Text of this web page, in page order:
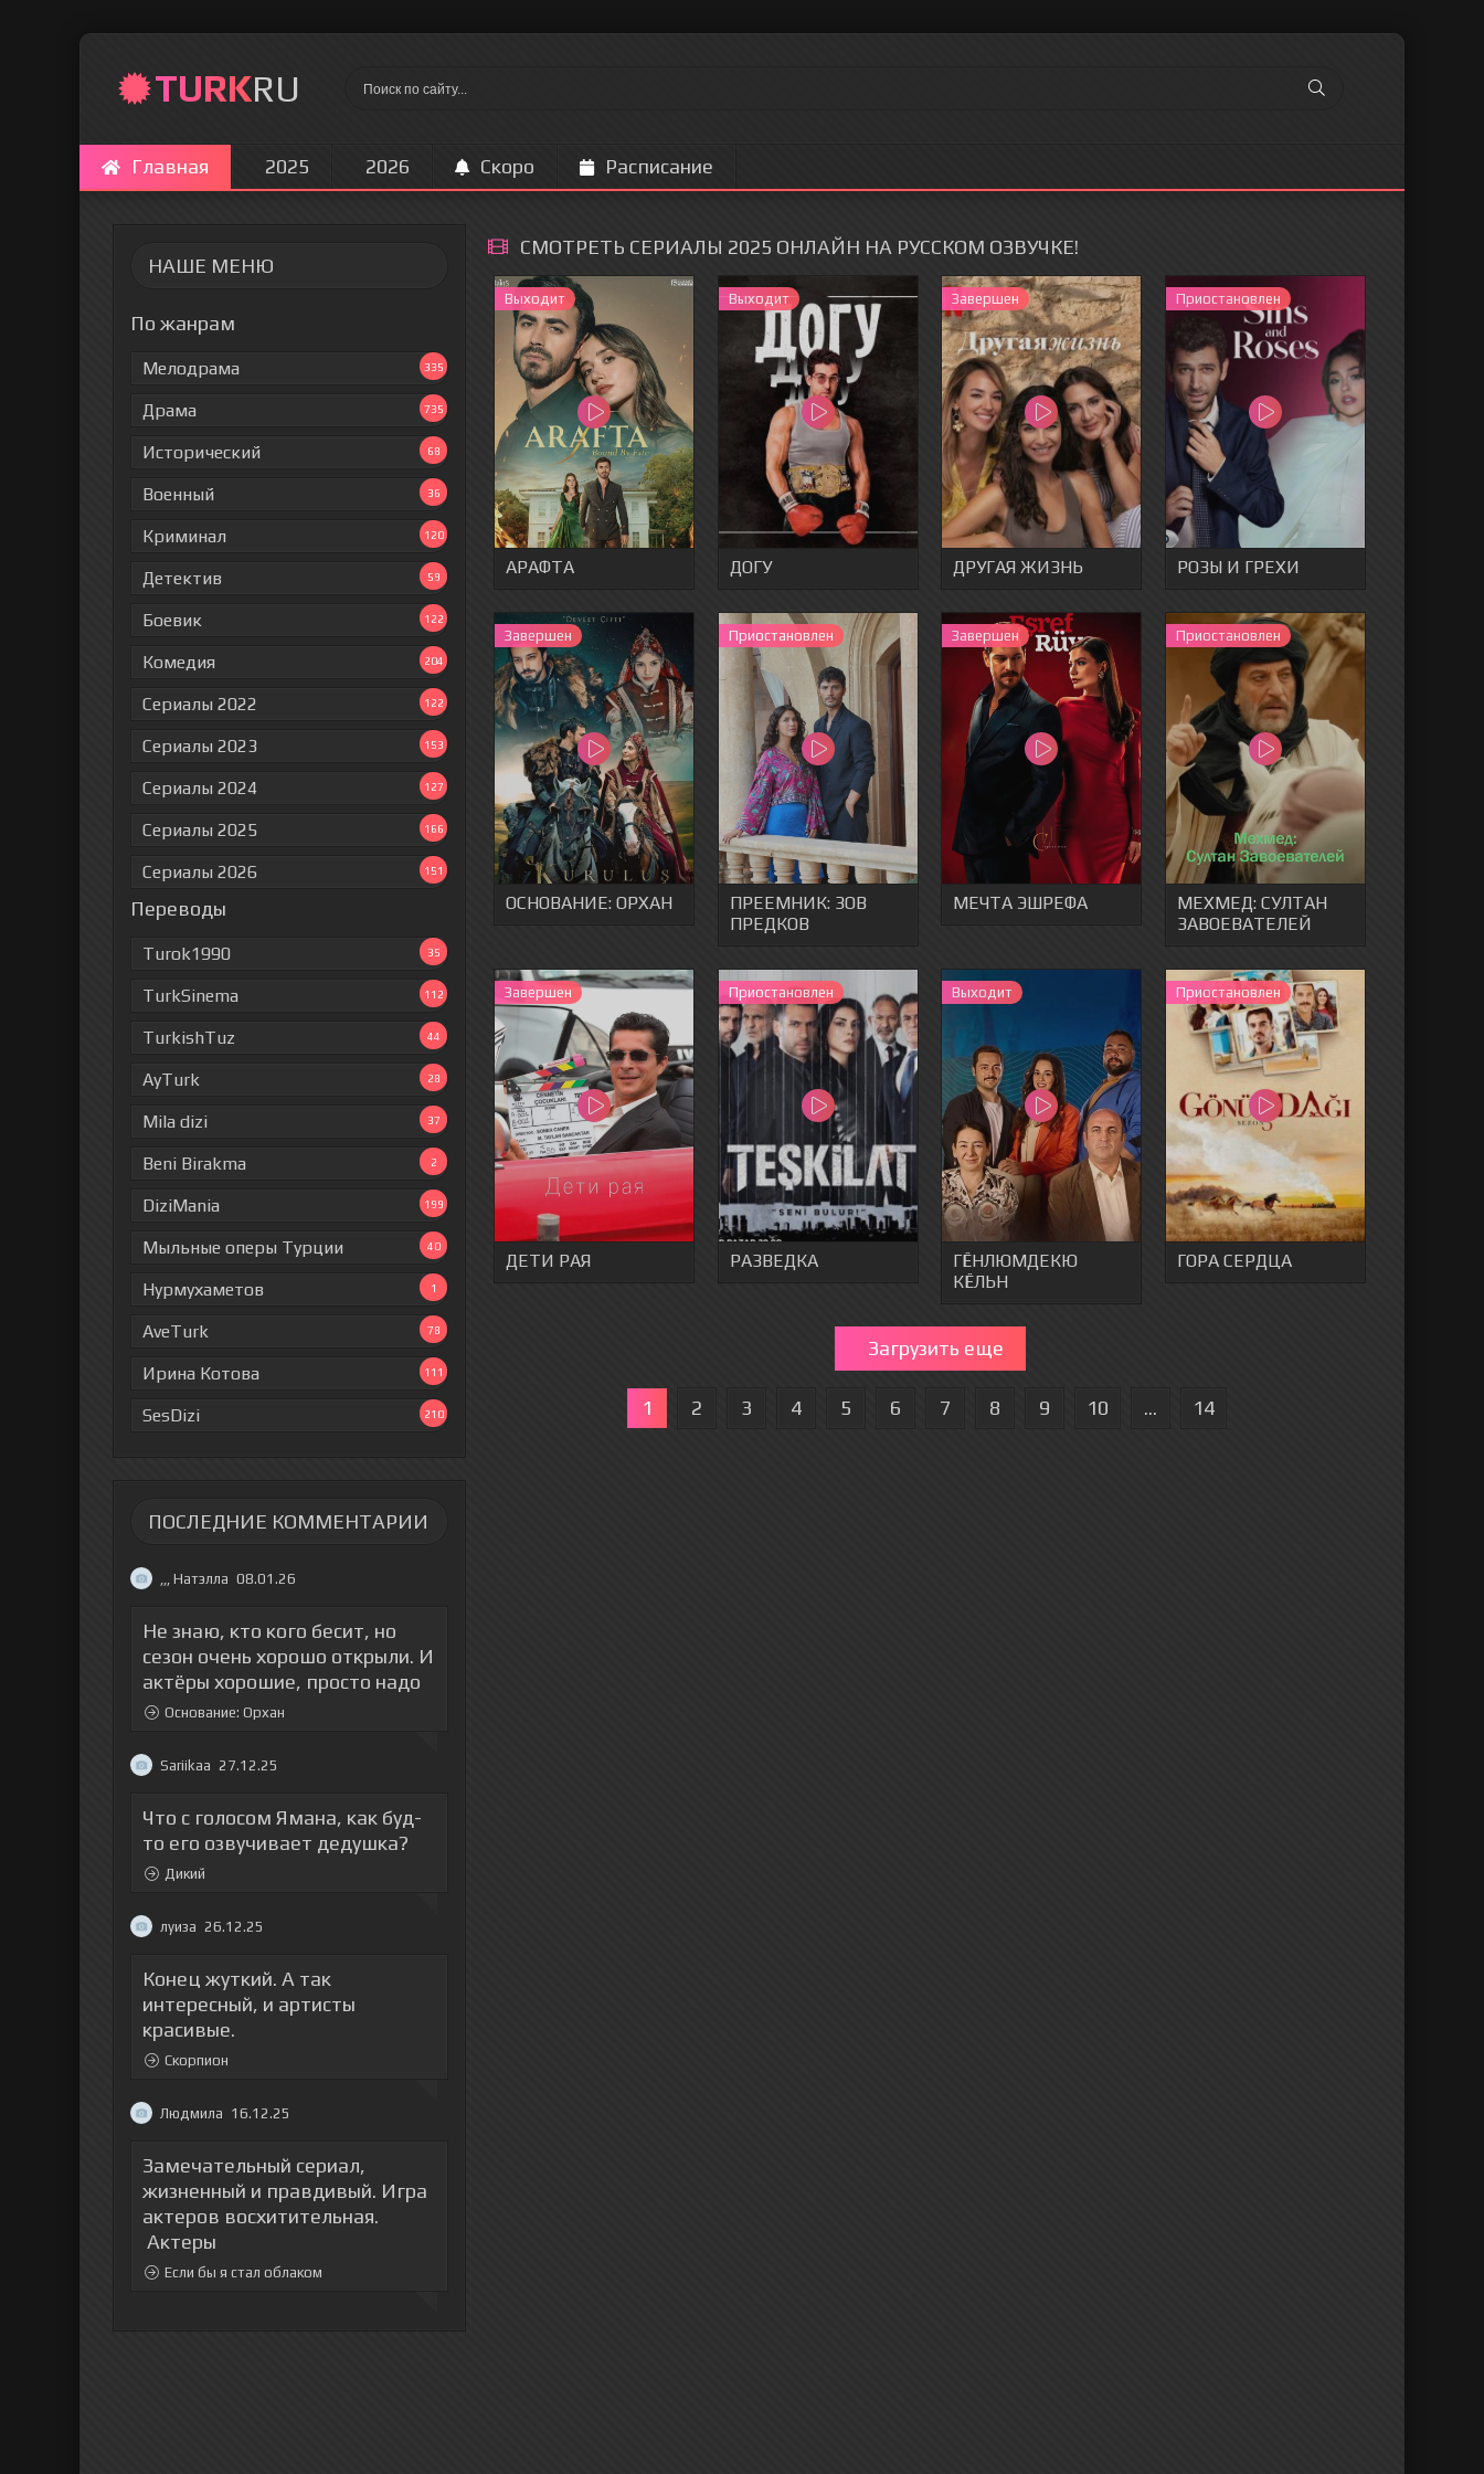
TURKRU
Главная 2025 2026 Скоро Расписание
НАШЕ МЕНЮ
По жанрам
Мелодрама 335
Драма 735
Исторический 68
Военный 36
Криминал 120
Детектив 59
Боевик 122
Комедия 204
Сериалы 2022 122
Сериалы 2023 153
Сериалы 2024 127
Сериалы 2025 166
Сериалы 2026 151
Переводы
Turok1990 35
TurkSinema 112
TurkishTuz 44
AyTurk 28
Mila dizi 37
Beni Birakma 2
DiziMania 199
Мыльные оперы Турции 40
Нурмухаметов 1
AveTurk 78
Ирина Котова 111
SesDizi 210
ПОСЛЕДНИЕ КОММЕНТАРИИ
,,, Натэлла 08.01.26
Не знаю, кто кого бесит, но
сезон очень хорошо открыли. И
актёры хорошие, просто надо
Основание: Орхан
Sariikaa 27.12.25
Что с голосом Ямана, как буд-
то его озвучивает дедушка?
Дикий
луиза 26.12.25
Конец жуткий. А так
интересный, и артисты
красивые.
Скорпион
Людмила 16.12.25
Замечательный сериал,
жизненный и правдивый. Игра
актеров восхитительная.
Актеры
Если бы я стал облаком
СМОТРЕТЬ СЕРИАЛЫ 2025 ОНЛАЙН НА РУССКОМ ОЗВУЧКЕ!
Выходит
АРАФТА
Выходит
ДОГУ
Завершен
ДРУГАЯ ЖИЗНЬ
Приостановлен
РОЗЫ И ГРЕХИ
Завершен
ОСНОВАНИЕ: ОРХАН
Приостановлен
ПРЕЕМНИК: ЗОВ
ПРЕДКОВ
Завершен
МЕЧТА ЭШРЕФА
Приостановлен
МЕХМЕД: СУЛТАН
ЗАВОЕВАТЕЛЕЙ
Завершен
ДЕТИ РАЯ
Приостановлен
РАЗВЕДКА
Выходит
ГЁНЛЮМДЕКЮ
КЁЛЬН
Приостановлен
ГОРА СЕРДЦА
Загрузить еще
1 2 3 4 5 6 7 8 9 10 ... 14